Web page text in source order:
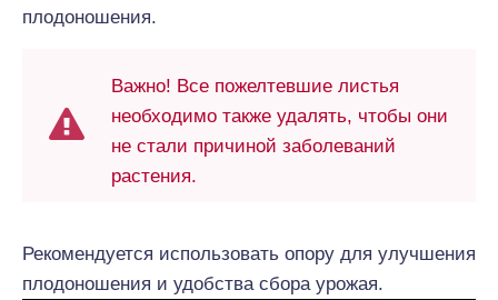
плодоношения.
Важно! Все пожелтевшие листья
необходимо также удалять, чтобы они
не стали причиной заболеваний
растения.
Рекомендуется использовать опору для улучшения
плодоношения и удобства сбора урожая.